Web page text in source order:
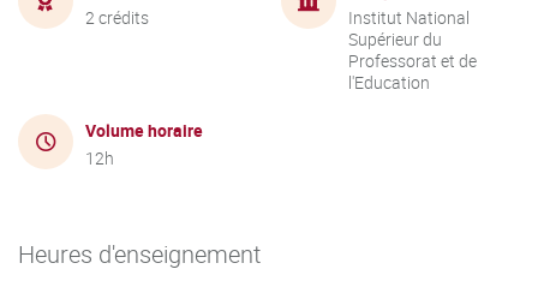
2 crédits
Institut National
Supérieur du
Professorat et de
l'Education
Volume horaire
12h
Heures d'enseignement